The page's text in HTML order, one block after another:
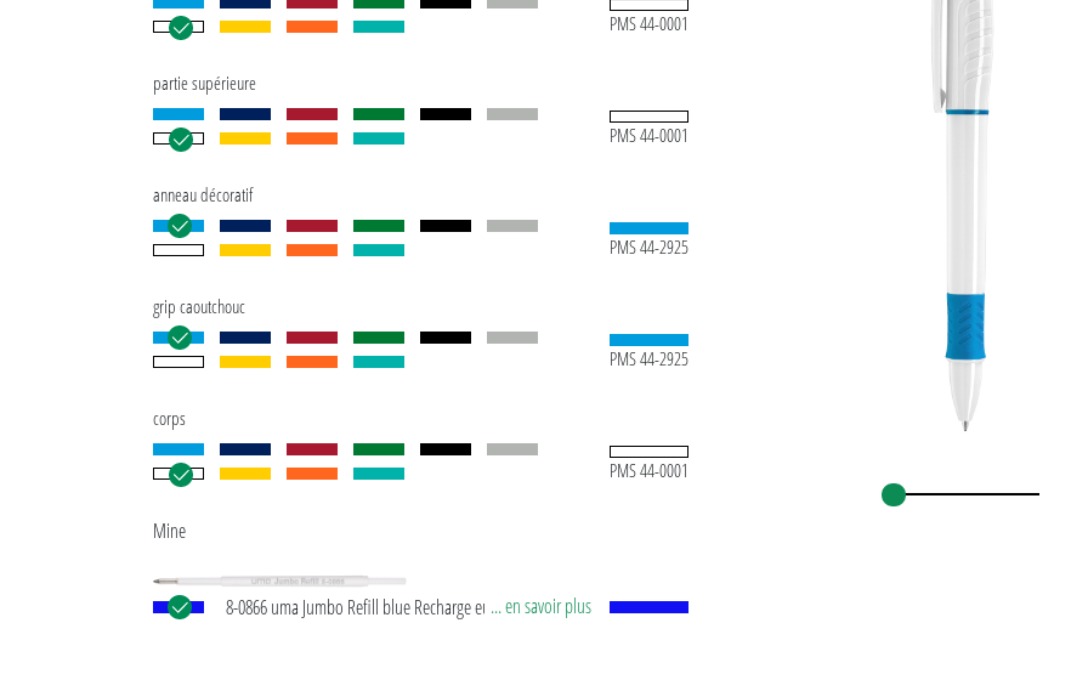
PMS 44-0001
partie supérieure
PMS 44-0001
anneau décoratif
PMS 44-2925
grip caoutchouc
PMS 44-2925
corps
PMS 44-0001
Mine
8-0866 uma Jumbo Refill blue Recharge européenne
... en savoir plus